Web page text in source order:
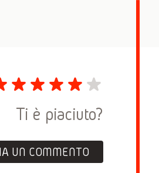
Ti è piaciuto?
UN COMMENTO